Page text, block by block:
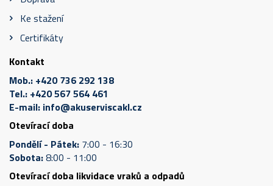
Ke stažení
Certifikáty
Kontakt
Mob.: +420 736 292 138
Tel.: +420 567 564 461
E-mail: info@akuserviscakl.cz
Otevírací doba
Pondělí - Pátek: 7:00 - 16:30
Sobota:8:00 - 11:00
Otevírací doba likvidace vraků a odpadů